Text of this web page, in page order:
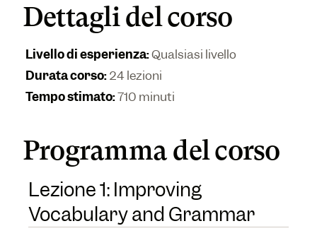
Dettagli del corso
Livello di esperienza:Qualsiasi livello
Durata corso:24 lezioni
Tempo stimato:710 minuti
Programma del corso
Lezione 1: Improving
Vocabulary and Grammar